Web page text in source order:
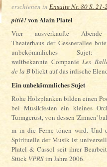
erschienen in Ensuite Nr. 80 S. 21-
pitiè!von Alain Platel
Vier ausverkaufte
Theaterhaus der Gessnerallee
unbekömmliches Sujet:
weltbekannte Companie Les
de la Bblickt auf das irdische
Ein unbekömmliches Sujet
Rohe Holzplanken bilden einen
bei Musikfesten ein kleines
Turmgerüst, von dessen 'Zinnen'
m in die Ferne tönen wird. Und
Spirituelle der Musik ist
Platel & Cassol seit ihrer
Stück VPRSim Jahre 2006.